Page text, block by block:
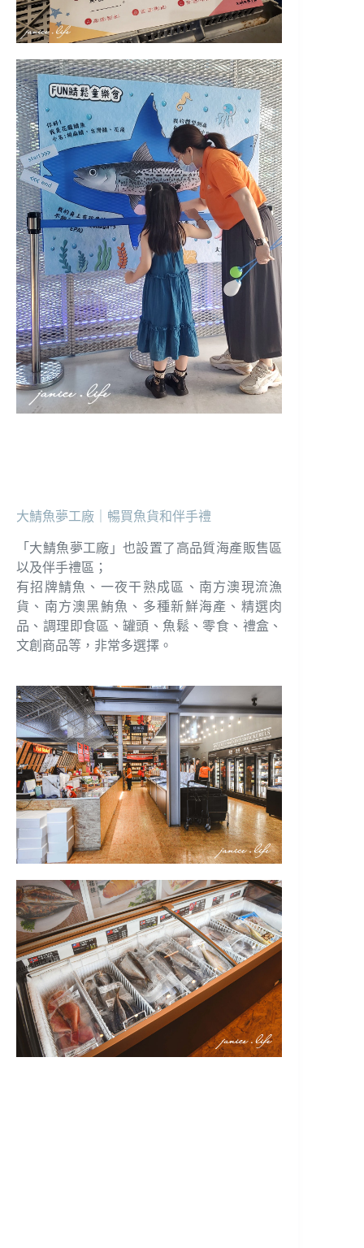
大鯖魚夢工廠｜暢買魚貨和伴手禮
「大鯖魚夢工廠」也設置了高品質海產販售區
以及伴手禮區；
有招牌鯖魚、一夜干熟成區、南方澳現流漁
貨、南方澳黑鮪魚、多種新鮮海產、精選肉
品、調理即食區、罐頭、魚鬆、零食、禮盒、
文創商品等，非常多選擇。